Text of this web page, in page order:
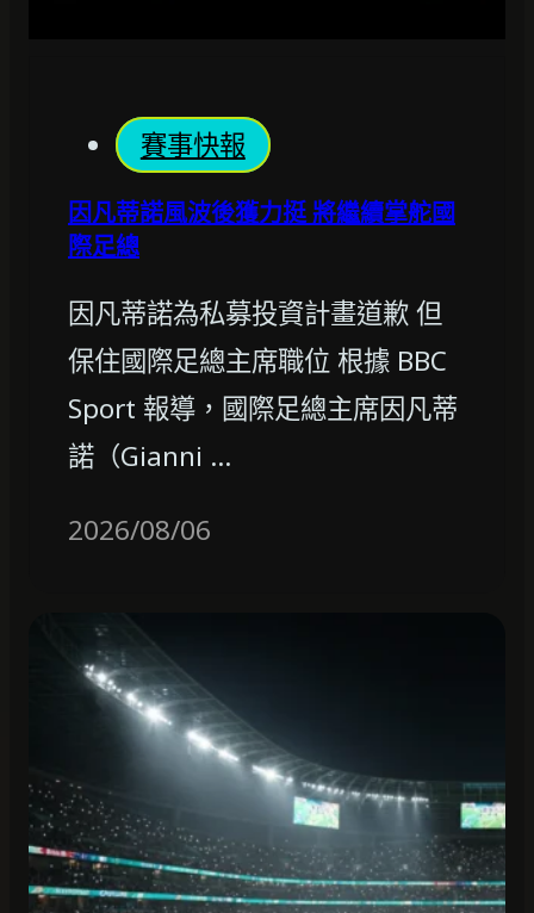
賽事快報
因凡蒂諾風波後獲力挺 將繼續掌舵國
際足總
因凡蒂諾為私募投資計畫道歉 但
保住國際足總主席職位 根據 BBC
Sport 報導，國際足總主席因凡蒂
諾（Gianni …
2026/08/06